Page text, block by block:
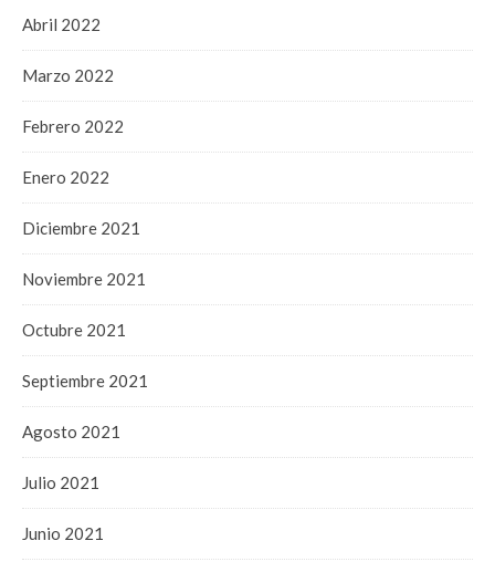
Abril 2022
Marzo 2022
Febrero 2022
Enero 2022
Diciembre 2021
Noviembre 2021
Octubre 2021
Septiembre 2021
Agosto 2021
Julio 2021
Junio 2021